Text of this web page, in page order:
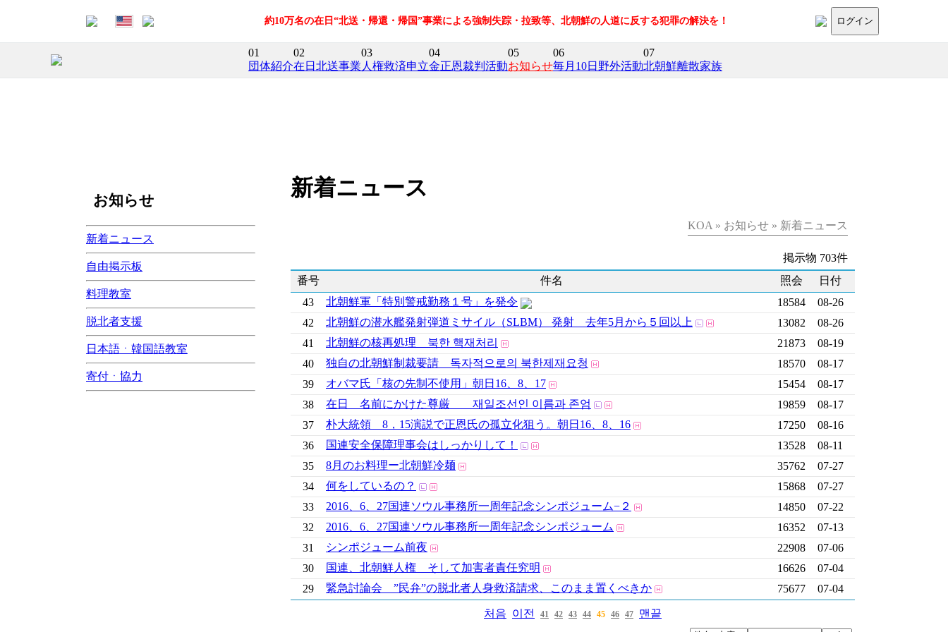
約10万名の在日“北送・帰還・帰国”事業による強制失踪・拉致等、北朝鮮の人道に反する犯罪の解決を！ ログイン
01
団体紹介
02
在日北送事業
03
人権救済申立
04
金正恩裁判活動
05
お知らせ
06
毎月10日野外活動
07
北朝鮮離散家族
お知らせ
新着ニュース
自由掲示板
料理教室
脱北者支援
日本語ㆍ韓国語教室
寄付ㆍ協力
新着ニュース
KOA » お知らせ » 新着ニュース
掲示物 703件
番号
件名 照会
日付
43
北朝鮮軍「特別警戒勤務１号」を発令 18584
08-26
42
北朝鮮の潜水艦発射弾道ミサイル（SLBM） 発射 去年5月から５回以上 13082
08-26
41
北朝鮮の核再処理 북한 핵재처리 21873
08-19
40
独自の北朝鮮制裁要請 독자적으로의 북한제재요청 18570
08-17
39
オバマ氏「核の先制不使用」朝日16、8、17 15454
08-17
38
在日 名前にかけた尊厳 재일조선인 이름과 존엄 19859
08-17
37
朴大統領 8，15演説で正恩氏の孤立化狙う。朝日16、8、16 17250
08-16
36
国連安全保障理事会はしっかりして！ 13528
08-11
35
8月のお料理ー北朝鮮冷麺 35762
07-27
34
何をしているの？ 15868
07-27
33
2016、6、27国連ソウル事務所一周年記念シンポジューム−２ 14850
07-22
32
2016、6、27国連ソウル事務所一周年記念シンポジューム 16352
07-13
31
シンポジューム前夜 22908
07-06
30
国連、北朝鮮人権 そして加害者責任究明 16626
07-04
29
緊急討論会 ”民弁”の脱北者人身救済請求、このまま置くべきか 75677 07-04
처음 이전 41 42 43 44 45 46 47 맨끝